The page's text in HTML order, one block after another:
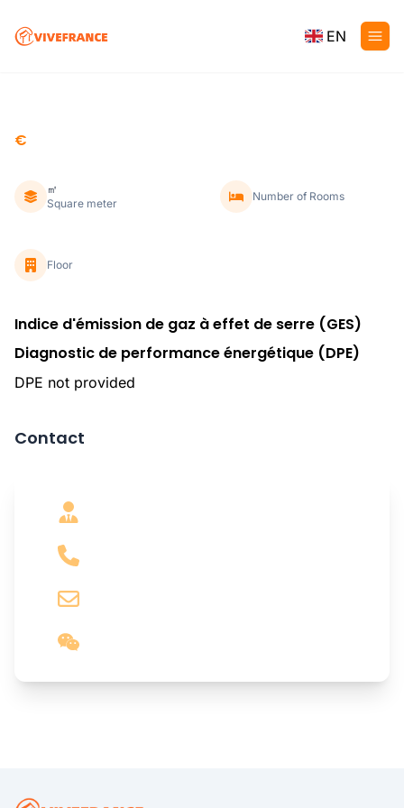
EN
€
㎡
Square meter
Number of Rooms
Floor
Indice d'émission de gaz à effet de serre (GES)
Diagnostic de performance énergétique (DPE)
DPE not provided
Contact